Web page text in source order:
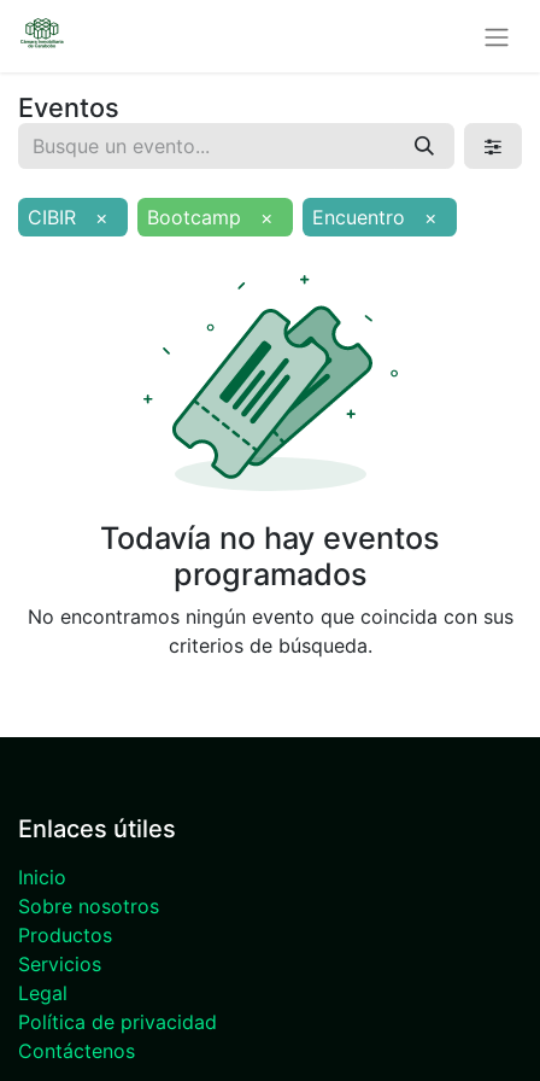
Eventos
CIBIR × Bootcamp × Encuentro ×
Todavía no hay eventos
programados
No encontramos ningún evento que coincida con sus
criterios de búsqueda.
Enlaces útiles
Inicio
Sobre nosotros
Productos
Servicios
Legal
Política de privacidad
Contáctenos